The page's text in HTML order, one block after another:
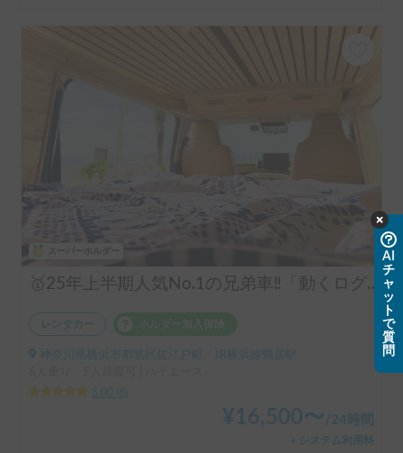
🥇25年上半期人気No.1の兄弟車‼️「動くログハウス🪵」【カップルに大人気✨】【ペット旅🐕】📌内容充実なのに格安の「オリジナル保険プラン」を準備👍
レンタカー
神奈川県横浜市都筑区佐江戸町, ' JR横浜線鴨居駅
5.00
8
¥ 16,500〜 /24時間
＋システム利用料
AI
チ
ャ
ッ
ト
で
質
問